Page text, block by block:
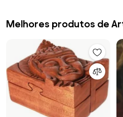
Melhores produtos de